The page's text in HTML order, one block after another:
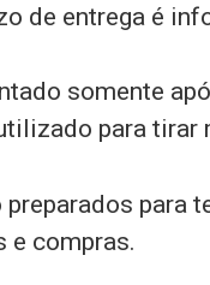
de entrega é
somente
para tirar
preparados para
e compras.